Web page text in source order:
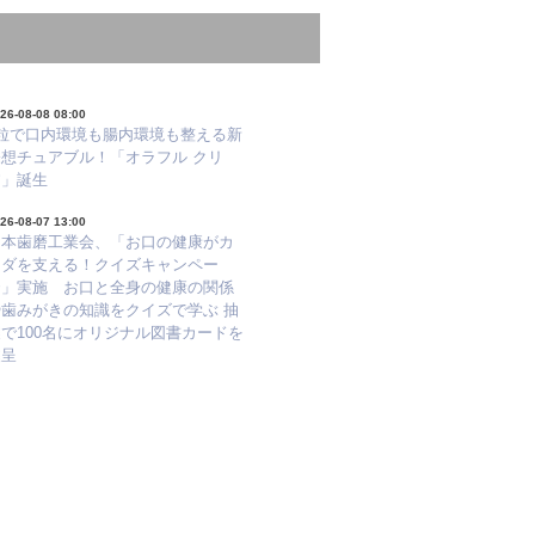
08-08 08:00
で口内環境も腸内環境も整える新
チュアブル！「オラフル クリ
誕生
08-07 13:00
本歯磨工業会、「お口の健康がカ
を支える！クイズキャンペー
」実施 お口と全身の健康の関係
みがきの知識をクイズで学ぶ 抽
100名にオリジナル図書カードを